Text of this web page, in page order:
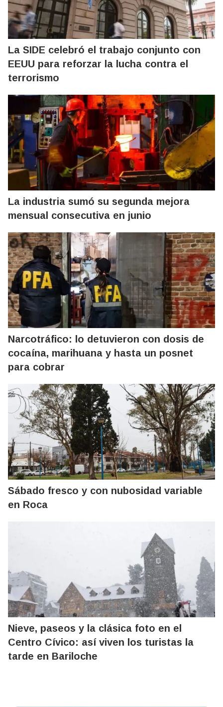
La SIDE celebró el trabajo conjunto con
EEUU para reforzar la lucha contra el
terrorismo
La industria sumó su segunda mejora
mensual consecutiva en junio
Narcotráfico: lo detuvieron con dosis de
cocaína, marihuana y hasta un posnet
para cobrar
Sábado fresco y con nubosidad variable
en Roca
Nieve, paseos y la clásica foto en el
Centro Cívico: así viven los turistas la
tarde en Bariloche